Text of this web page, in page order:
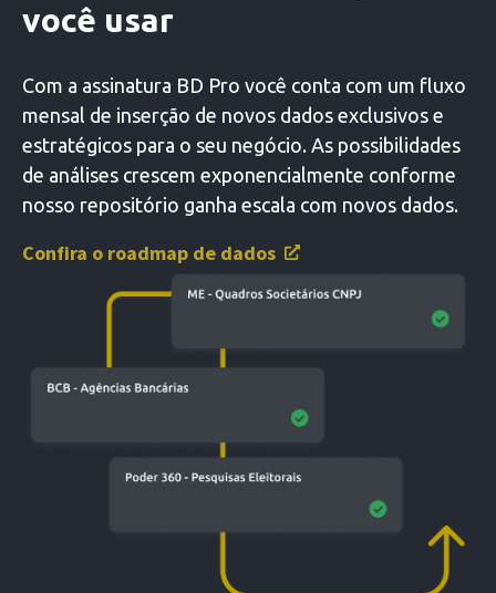
você usar
Com a assinatura BD Pro você conta com um fluxo
mensal de inserção de novos dados exclusivos e
estratégicos para o seu negócio. As possibilidades
de análises crescem exponencialmente conforme
nosso repositório ganha escala com novos dados.
Confira o roadmap de dados